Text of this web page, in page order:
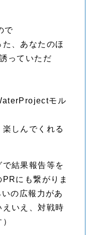
で
、あなたのほ
っていただ
モル
楽しんでくれる
結果報告等を
にも繋がりま
の広報力があ
いえ、対戦時